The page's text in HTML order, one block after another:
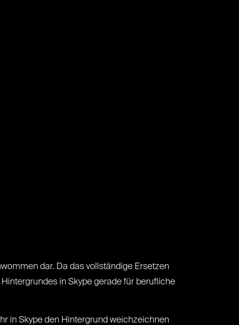
dar. Da das vollständige Ersetzen
in Skype gerade für berufliche
in Skype den Hintergrund weichzeichnen